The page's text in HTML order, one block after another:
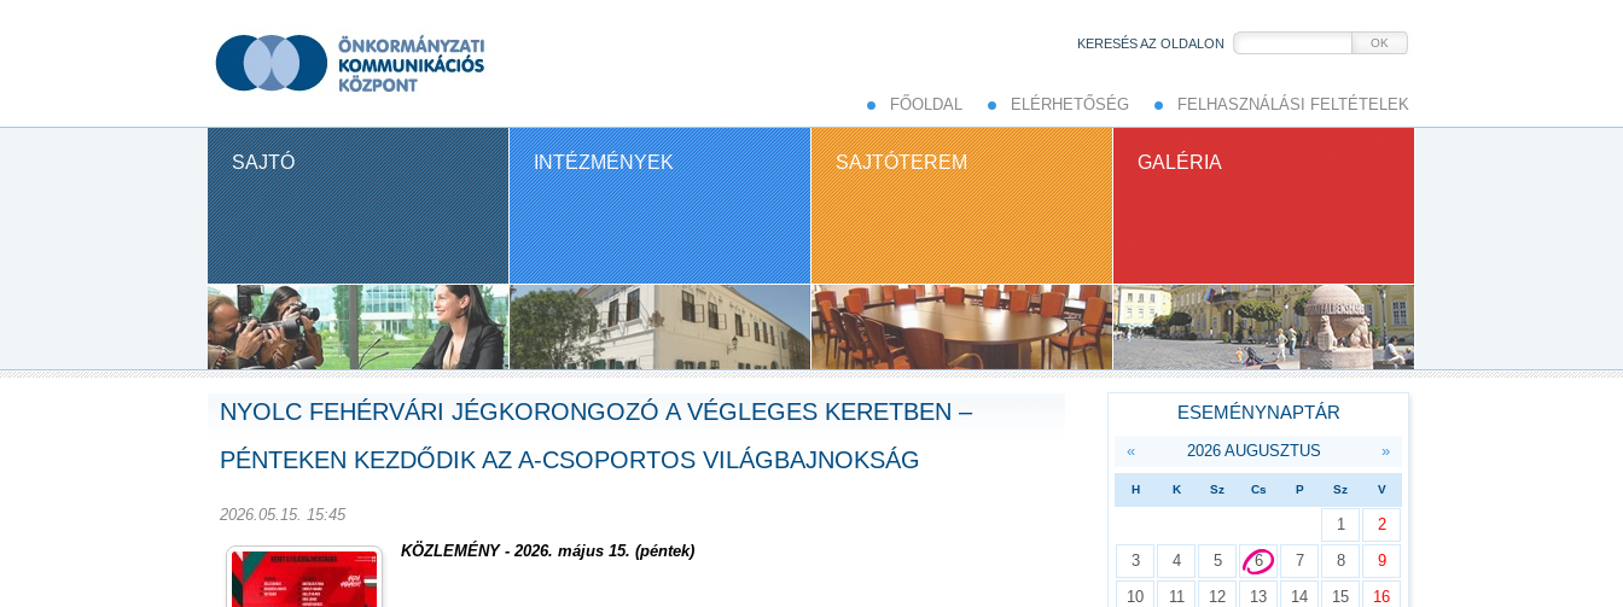
KERESÉS AZ OLDALON OK
FŐOLDAL ELÉRHETŐSÉG FELHASZNÁLÁSI FELTÉTELEK
SAJTÓ INTÉZMÉNYEK SAJTÓTEREM GALÉRIA
NYOLC FEHÉRVÁRI JÉGKORONGOZÓ A VÉGLEGES KERETBEN –
PÉNTEKEN KEZDŐDIK AZ A-CSOPORTOS VILÁGBAJNOKSÁG
2026.05.15. 15:45
KÖZLEMÉNY - 2026. május 15. (péntek)
ESEMÉNYNAPTÁR
« 2026 AUGUSZTUS »
H K Sz Cs P Sz V
1
2
3
4 5 6 7 8
9
10
11 12 13 14 15
16